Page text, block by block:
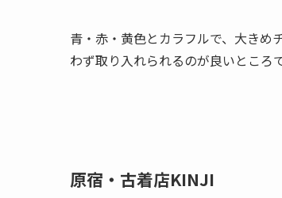
青・赤・黄色とカラフルで、大きめ
わず取り入れられるのが良いところ
原宿・古着店KINJI